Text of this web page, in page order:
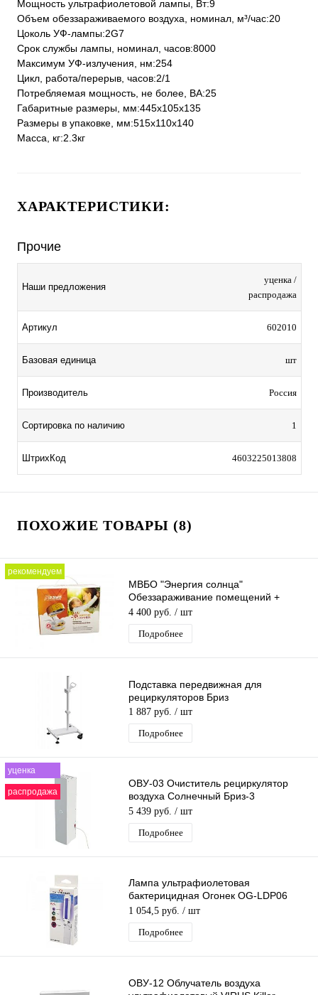
Мощность ультрафиолетовой лампы, Вт:9
Объем обеззараживаемого воздуха, номинал, м³/час:20
Цоколь УФ-лампы:2G7
Срок службы лампы, номинал, часов:8000
Максимум УФ-излучения, нм:254
Цикл, работа/перерыв, часов:2/1
Потребляемая мощность, не более, ВА:25
Габаритные размеры, мм:445х105х135
Размеры в упаковке, мм:515х110х140
Масса, кг:2.3кг
ХАРАКТЕРИСТИКИ:
Прочие
Наши предложения
уценка /
распродажа
Артикул 602010
Базовая единица шт
Производитель Россия
Сортировка по наличию 1
ШтрихКод 4603225013808
ПОХОЖИЕ ТОВАРЫ (8)
рекомендуем
МВБО "Энергия солнца"
Обеззараживание помещений +
мини-солярий (2 в 1)
4 400 руб. / шт
Подробнее
Подставка передвижная для
рециркуляторов Бриз
1 887 руб. / шт
Подробнее
уценка
распродажа
ОВУ-03 Очиститель рециркулятор
воздуха Солнечный Бриз-3
Ультрафиолетовый противовирусный
Бактерицидн
5 439 руб. / шт
Подробнее
Лампа ультрафиолетовая
бактерицидная Огонек OG-LDP06
дезинфекция (3Вт)
1 054,5 руб. / шт
Подробнее
ОВУ-12 Облучатель воздуха